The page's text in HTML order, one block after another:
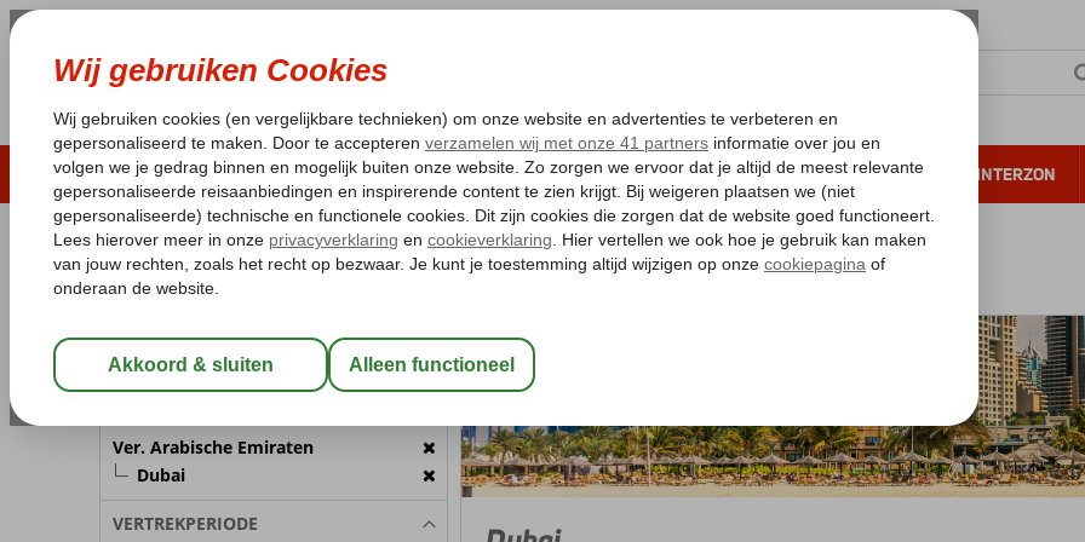
LAST MINUTE ZOMER 2026 ZONVAKANTIE VERRE REIZEN ALL INCLUSIVE WINTERZON
Pakketgarantie Laagsteprijsgarantie* Gratis annuleren*
REISGEZELSCHAP
Wijzig Reisgezelschap
Ver. Arabische Emiraten
Dubai
VERTREKPERIODE